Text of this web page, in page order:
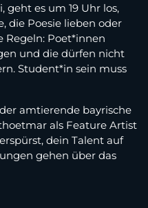
geht es um 19 Uhr los,
die Poesie lieben oder
Regeln: Poet*innen
und die dürfen nicht
Student*in sein muss
amtierende bayrische
als Feature Artist
dein Talent auf
gehen über das